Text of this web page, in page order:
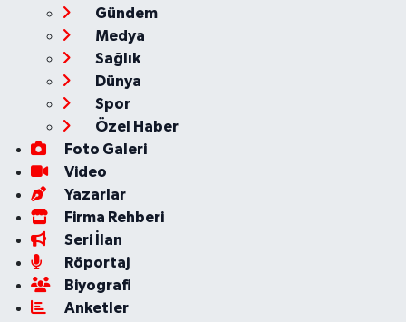
Gündem
Medya
Sağlık
Dünya
Spor
Özel Haber
Foto Galeri
Video
Yazarlar
Firma Rehberi
Seri İlan
Röportaj
Biyografi
Anketler